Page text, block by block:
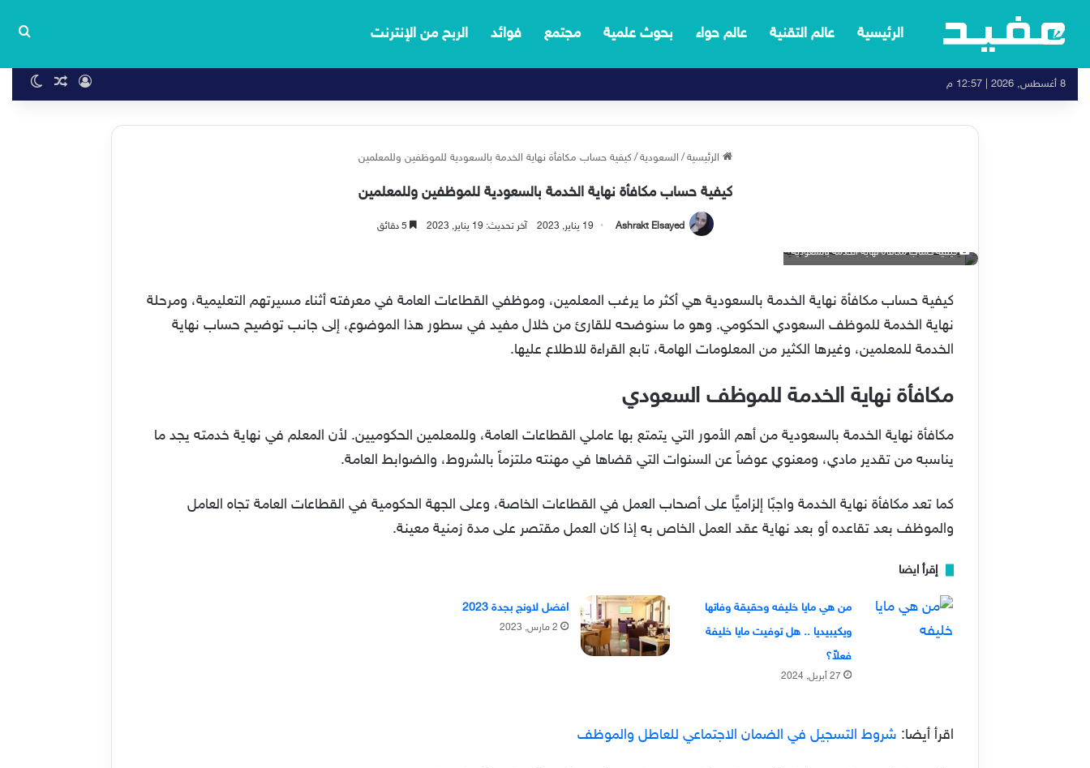
الرئيسية عالم التقنية عالم حواء بحوث علمية مجتمع فوائد الربح من الإنترنت
8 أغسطس, 2026 | 12:57 م تسجيل الدخول
مقال
الرئيسية / السعودية / كيفية حساب مكافأة نهاية الخدمة بالسعودية للموظفين وللمعلمين
كيفية حساب مكافأة نهاية الخدمة بالسعودية للموظفين وللمعلمين
Ashrakt Elsayed 19 يناير, 2023 آخر تحديث: 19 يناير, 2023
كيفية حساب مكافأة نهاية الخدمة بالسعودية
كيفية حساب مكافأة نهاية الخدمة بالسعودية هي أكثر ما يرغب المعلمين، وموظفي القطاعات العامة في معرفته أثناء مسيرتهم التعليمية، ومرحلة
نهاية الخدمة للموظف السعودي الحكومي. وهو ما سنوضحه للقارئ من خلال مفيد في سطور هذا الموضوع، إلى جانب توضيح حساب نهاية
الخدمة للمعلمين، وغيرها الكثير من المعلومات الهامة، تابع القراءة للاطلاع عليها.
مكافأة نهاية الخدمة للموظف السعودي
مكافأة نهاية الخدمة بالسعودية من أهم الأمور التي يتمتع بها عاملي القطاعات العامة، وللمعلمين الحكوميين. لأن المعلم في نهاية خدمته يجد ما
يناسبه من تقدير مادي، ومعنوي عوضاً عن السنوات التي قضاها في مهنته ملتزماً بالشروط، والضوابط العامة.
كما تعد مكافأة نهاية الخدمة واجبًا إلزاميًّا على أصحاب العمل في القطاعات الخاصة، وعلى الجهة الحكومية في القطاعات العامة تجاه العامل
والموظف بعد تقاعده أو بعد نهاية عقد العمل الخاص به إذا كان العمل مقتصر على مدة زمنية معينة.
إقرأ ايضا
من هي مايا خليفه وحقيقة وفاتها
ويكيبيديا .. هل توفيت مايا خليفة
فعلاً؟
27 أبريل, 2024
افضل لاونج بجدة 2023
2 مارس, 2023
اقرأ أيضا: شروط التسجيل في الضمان الاجتماعي للعاطل والموظف